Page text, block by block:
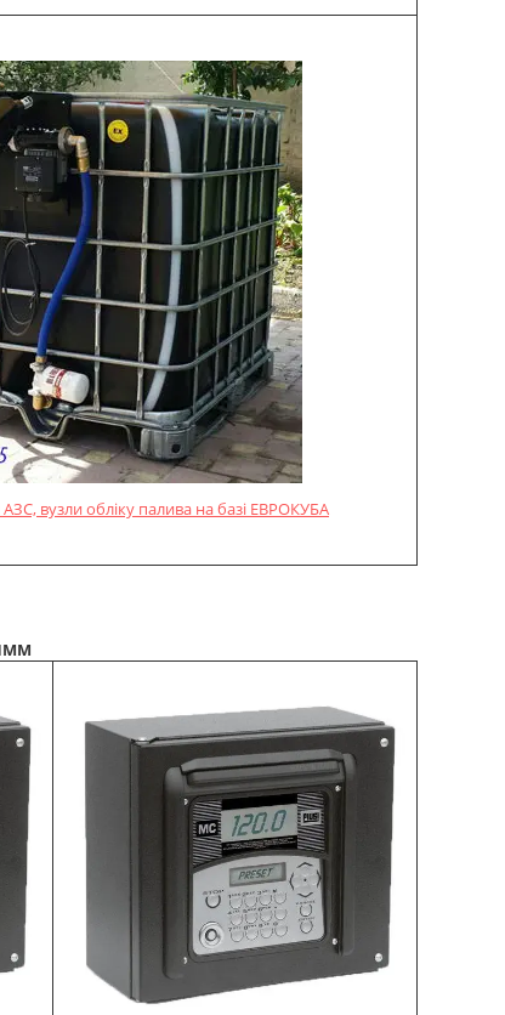
вузли обліку палива на базі ЕВРОКУБА